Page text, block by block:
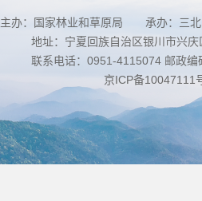
主办：国家林业和草原局 承办：三北
地址：宁夏回族自治区银川市兴
联系电话：0951-4115074 邮政
京ICP备10047111